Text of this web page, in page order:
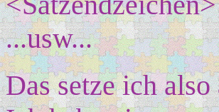
...usw...
Das setze ich